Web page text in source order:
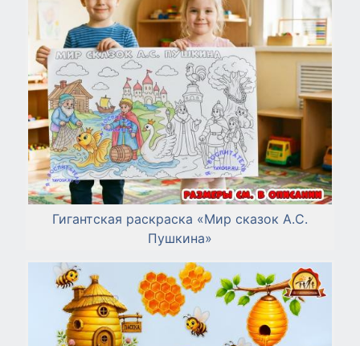
Гигантская раскраска «Мир сказок А.С.
Пушкина»